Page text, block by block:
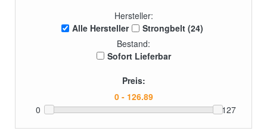
Hersteller:
Alle Hersteller
Strongbelt (24)
Bestand:
Sofort Lieferbar
Preis:
0 127